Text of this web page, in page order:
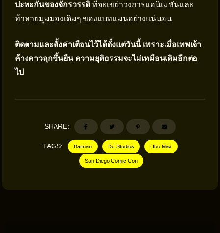
ปะทะกันของจักรวรรดิ ที่จะเขย่าวงการแอนิเมชันและ
ท้าทายมุมมองเดิมๆ ของแบทแมนอย่างแน่นอน
ติดตามและตั้งค่าเตือนไว้ได้ตั้งแต่วันนี้ เพราะเมื่อเทพเจ้า
ค้างคาวลุกขึ้นยืน ความยุติธรรมจะไม่เหมือนเดิมอีกต่อ
ไป
SHARE:
TAGS: Batman Dc Studios Hbo Max
San Diego Comic Con